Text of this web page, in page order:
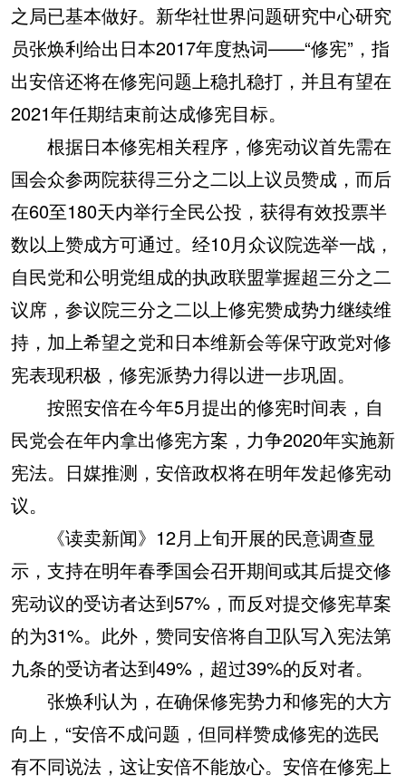
之局已基本做好。新华社世界问题研究中心研究
员张焕利给出日本2017年度热词——“修宪”，指
出安倍还将在修宪问题上稳扎稳打，并且有望在
2021年任期结束前达成修宪目标。
根据日本修宪相关程序，修宪动议首先需在
国会众参两院获得三分之二以上议员赞成，而后
在60至180天内举行全民公投，获得有效投票半
数以上赞成方可通过。经10月众议院选举一战，
自民党和公明党组成的执政联盟掌握超三分之二
议席，参议院三分之二以上修宪赞成势力继续维
持，加上希望之党和日本维新会等保守政党对修
宪表现积极，修宪派势力得以进一步巩固。
按照安倍在今年5月提出的修宪时间表，自
民党会在年内拿出修宪方案，力争2020年实施新
宪法。日媒推测，安倍政权将在明年发起修宪动
议。
《读卖新闻》12月上旬开展的民意调查显
示，支持在明年春季国会召开期间或其后提交修
宪动议的受访者达到57%，而反对提交修宪草案
的为31%。此外，赞同安倍将自卫队写入宪法第
九条的受访者达到49%，超过39%的反对者。
张焕利认为，在确保修宪势力和修宪的大方
向上，“安倍不成问题，但同样赞成修宪的选民
有不同说法，这让安倍不能放心。安倍在修宪上